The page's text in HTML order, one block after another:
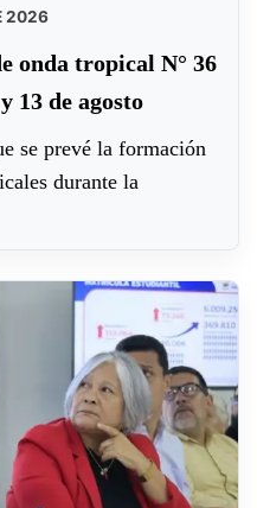
2026
onda tropical N° 36
13 de agosto
se prevé la formación
durante la